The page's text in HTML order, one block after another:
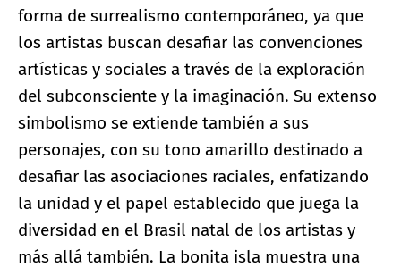
forma de surrealismo contemporáneo, ya que
los artistas buscan desafiar las convenciones
artísticas y sociales a través de la exploración
del subconsciente y la imaginación. Su extenso
simbolismo se extiende también a sus
personajes, con su tono amarillo destinado a
desafiar las asociaciones raciales, enfatizando
la unidad y el papel establecido que juega la
diversidad en el Brasil natal de los artistas y
más allá también. La bonita isla muestra una